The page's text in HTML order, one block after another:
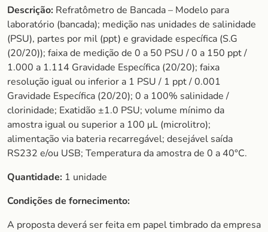
Descrição: Refratômetro de Bancada – Modelo para
laboratório (bancada); medição nas unidades de salinidade
(PSU), partes por mil (ppt) e gravidade específica (S.G
(20/20)); faixa de medição de 0 a 50 PSU / 0 a 150 ppt /
1.000 a 1.114 Gravidade Específica (20/20); faixa
resolução igual ou inferior a 1 PSU / 1 ppt / 0.001
Gravidade Específica (20/20); 0 a 100% salinidade /
clorinidade; Exatidão ±1.0 PSU; volume mínimo da
amostra igual ou superior a 100 μL (microlitro);
alimentação via bateria recarregável; desejável saída
RS232 e/ou USB; Temperatura da amostra de 0 a 40°C.
Quantidade: 1 unidade
Condições de fornecimento:
A proposta deverá ser feita em papel timbrado da empresa